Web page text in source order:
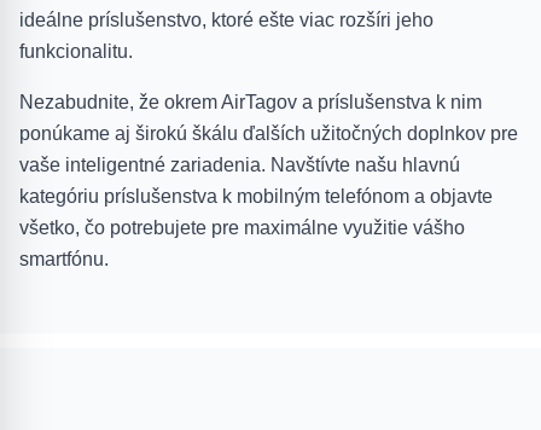
ideálne príslušenstvo, ktoré ešte viac rozšíri jeho
funkcionalitu.
Nezabudnite, že okrem AirTagov a príslušenstva k nim
ponúkame aj širokú škálu ďalších užitočných doplnkov pre
vaše inteligentné zariadenia. Navštívte našu hlavnú
kategóriu príslušenstva k mobilným telefónom a objavte
všetko, čo potrebujete pre maximálne využitie vášho
smartfónu.